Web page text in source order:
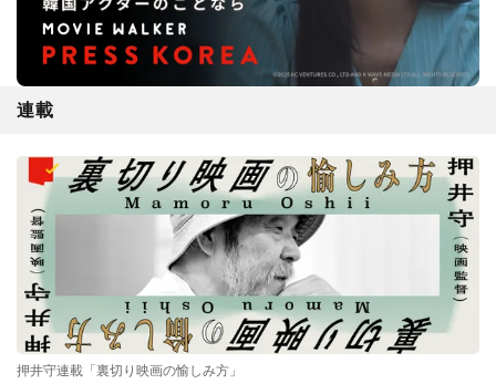
連載
押井守連載「裏切り映画の愉しみ方」